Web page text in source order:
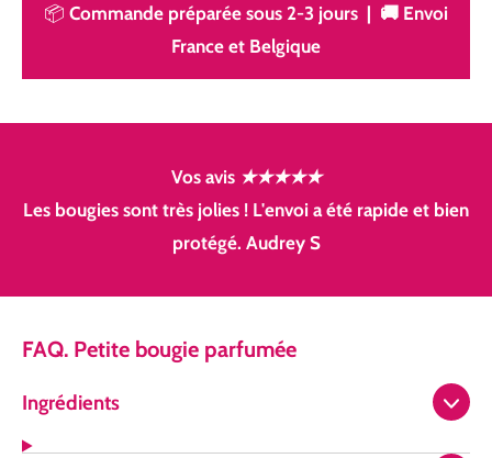
📦 Commande préparée sous 2-3 jours | 🚚 Envoi
France et Belgique
Vos avis ★★★★★
Les bougies sont très jolies ! L'envoi a été rapide et bien
protégé. Audrey S
FAQ. Petite bougie parfumée
Ingrédients